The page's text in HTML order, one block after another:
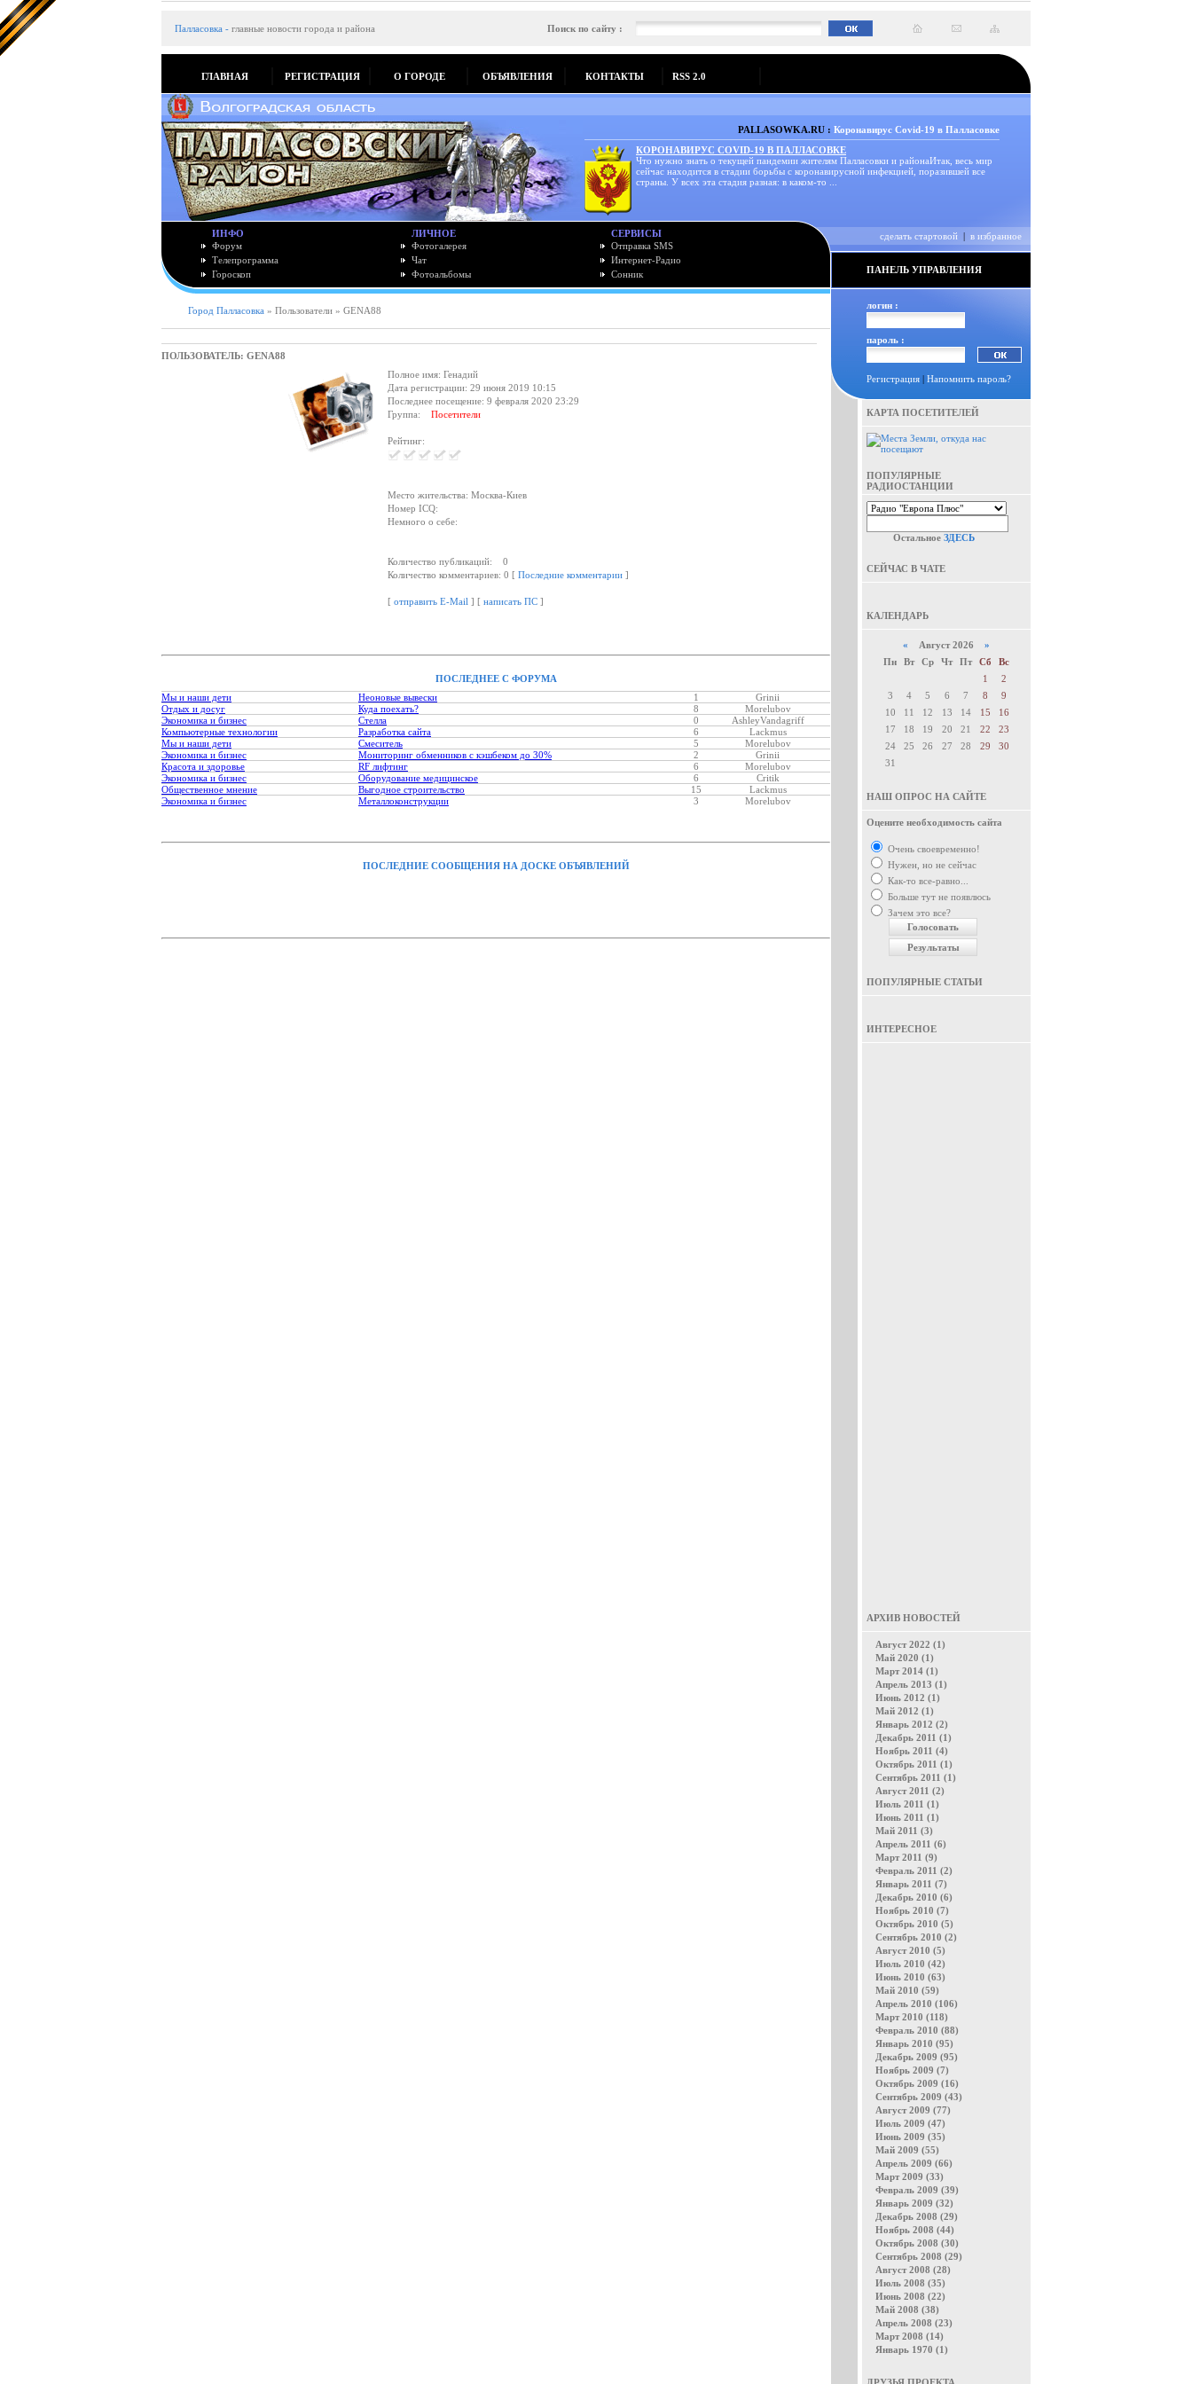
Палласовка - главные новости города и района Поиск по сайту :
ГЛАВНАЯ РЕГИСТРАЦИЯ О ГОРОДЕ ОБЪЯВЛЕНИЯ КОНТАКТЫ RSS 2.0
PALLASOWKA.RU : Коронавирус Covid-19 в Палласовке
КОРОНАВИРУС COVID-19 В ПАЛЛАСОВКЕ
Что нужно знать о текущей пандемии жителям Палласовки и районаИтак, весь мир
сейчас находится в стадии борьбы с коронавирусной инфекцией, поразившей все
страны. У всех эта стадия разная: в каком-то ...
ИНФО
Форум
Телепрограмма
Гороскоп
ЛИЧНОЕ
Фотогалерея
Чат
Фотоальбомы
СЕРВИСЫ
Отправка SMS
Интернет-Радио
Сонник
сделать стартовой | в избранное
ПАНЕЛЬ УПРАВЛЕНИЯ
Город Палласовка » Пользователи » GENA88
ПОЛЬЗОВАТЕЛЬ: GENA88
Полное имя: Генадий
Дата регистрации: 29 июня 2019 10:15
Последнее посещение: 9 февраля 2020 23:29
Группа: Посетители
Рейтинг:
Место жительства: Москва-Киев
Номер ICQ:
Немного о себе:
Количество публикаций: 0
Количество комментариев: 0 [ Последние комментарии]
[ отправить E-Mail ] [ написать ПС]
ПОСЛЕДНЕЕ С ФОРУМА
Мы и наши дети
Неоновые вывески 1
Grinii
Отдых и досуг
Куда поехать? 8
Morelubov
Экономика и бизнес
Стелла 0
AshleyVandagriff
Компьютерные технологии
Разработка сайта 6
Lackmus
Мы и наши дети
Смеситель 5
Morelubov
Экономика и бизнес
Мониторинг обменников с кэшбеком до 30% 2
Grinii
Красота и здоровье
RF лифтинг 6
Morelubov
Экономика и бизнес
Оборудование медицинское 6
Critik
Общественное мнение
Выгодное строительство 15
Lackmus
Экономика и бизнес
Металлоконструкции 3 Morelubov
ПОСЛЕДНИЕ СООБЩЕНИЯ НА ДОСКЕ ОБЪЯВЛЕНИЙ
логин :
пароль :
Регистрация | Напомнить пароль?
КАРТА ПОСЕТИТЕЛЕЙ
ПОПУЛЯРНЫЕ
РАДИОСТАНЦИИ
Остальное ЗДЕСЬ
СЕЙЧАС В ЧАТЕ
КАЛЕНДАРЬ
« Август 2026 »
Пн
Вт Ср Чт Пт Сб
Вс
1
2
3
4 5 6 7 8
9
10
11 12 13 14 15
16
17
18 19 20 21 22
23
24
25 26 27 28 29
30
31
НАШ ОПРОС НА САЙТЕ
Оцените необходимость сайта
Очень своевременно!
Нужен, но не сейчас
Как-то все-равно...
Больше тут не появлюсь
Зачем это все?
ПОПУЛЯРНЫЕ СТАТЬИ
ИНТЕРЕСНОЕ
АРХИВ НОВОСТЕЙ
Август 2022 (1)
Май 2020 (1)
Март 2014 (1)
Апрель 2013 (1)
Июнь 2012 (1)
Май 2012 (1)
Январь 2012 (2)
Декабрь 2011 (1)
Ноябрь 2011 (4)
Октябрь 2011 (1)
Сентябрь 2011 (1)
Август 2011 (2)
Июль 2011 (1)
Июнь 2011 (1)
Май 2011 (3)
Апрель 2011 (6)
Март 2011 (9)
Февраль 2011 (2)
Январь 2011 (7)
Декабрь 2010 (6)
Ноябрь 2010 (7)
Октябрь 2010 (5)
Сентябрь 2010 (2)
Август 2010 (5)
Июль 2010 (42)
Июнь 2010 (63)
Май 2010 (59)
Апрель 2010 (106)
Март 2010 (118)
Февраль 2010 (88)
Январь 2010 (95)
Декабрь 2009 (95)
Ноябрь 2009 (7)
Октябрь 2009 (16)
Сентябрь 2009 (43)
Август 2009 (77)
Июль 2009 (47)
Июнь 2009 (35)
Май 2009 (55)
Апрель 2009 (66)
Март 2009 (33)
Февраль 2009 (39)
Январь 2009 (32)
Декабрь 2008 (29)
Ноябрь 2008 (44)
Октябрь 2008 (30)
Сентябрь 2008 (29)
Август 2008 (28)
Июль 2008 (35)
Июнь 2008 (22)
Май 2008 (38)
Апрель 2008 (23)
Март 2008 (14)
Январь 1970 (1)